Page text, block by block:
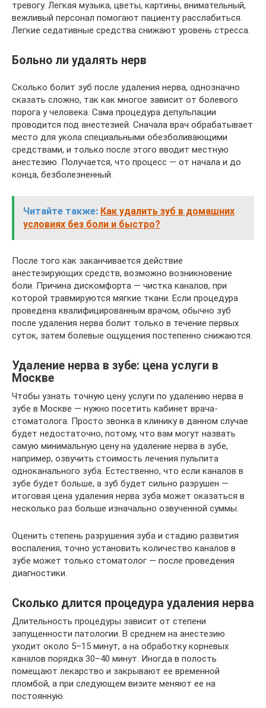
тревогу. Легкая музыка, цветы, картины, внимательный,
вежливый персонал помогают пациенту расслабиться.
Легкие седативные средства снижают уровень стресса.
Больно ли удалять нерв
Сколько болит зуб после удаления нерва, однозначно
сказать сложно, так как многое зависит от болевого
порога у человека. Сама процедура депульпации
проводится под анестезией. Сначала врач обрабатывает
место для укола специальными обезболивающими
средствами, и только после этого вводит местную
анестезию. Получается, что процесс — от начала и до
конца, безболезненный.
Читайте также: Как удалить зуб в домашних
условиях без боли и быстро?
После того как заканчивается действие
анестезирующих средств, возможно возникновение
боли. Причина дискомфорта — чистка каналов, при
которой травмируются мягкие ткани. Если процедура
проведена квалифицированным врачом, обычно зуб
после удаления нерва болит только в течение первых
суток, затем болевые ощущения постепенно снижаются.
Удаление нерва в зубе: цена услуги в
Москве
Чтобы узнать точную цену услуги по удалению нерва в
зубе в Москве — нужно посетить кабинет врача-
стоматолога. Просто звонка в клинику в данном случае
будет недостаточно, потому, что вам могут назвать
самую минимальную цену на удаление нерва в зубе,
например, озвучить стоимость лечения пульпита
одноканального зуба. Естественно, что если каналов в
зубе будет больше, а зуб будет сильно разрушен —
итоговая цена удаления нерва зуба может оказаться в
несколько раз больше изначально озвученной суммы.
Оценить степень разрушения зуба и стадию развития
воспаления, точно установить количество каналов в
зубе может только стоматолог — после проведения
диагностики.
Сколько длится процедура удаления нерва
Длительность процедуры зависит от степени
запущенности патологии. В среднем на анестезию
уходит около 5–15 минут, а на обработку корневых
каналов порядка 30–40 минут. Иногда в полость
помещают лекарство и закрывают ее временной
пломбой, а при следующем визите меняют ее на
постоянную.